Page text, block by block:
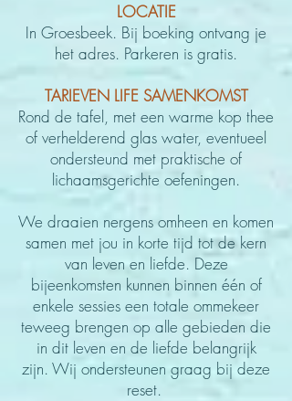
LOCATIE
In Groesbeek. Bij boeking ontvang je
het adres. Parkeren is gratis.
TARIEVEN LIFE SAMENKOMST
Rond de tafel, met een warme kop thee
of verhelderend glas water, eventueel
ondersteund met praktische of
lichaamsgerichte oefeningen.
We draaien nergens omheen en komen
samen met jou in korte tijd tot de kern
van leven en liefde. Deze
bijeenkomsten kunnen binnen één of
enkele sessies een totale ommekeer
teweeg brengen op alle gebieden die
in dit leven en de liefde belangrijk
zijn. Wij ondersteunen graag bij deze
reset.